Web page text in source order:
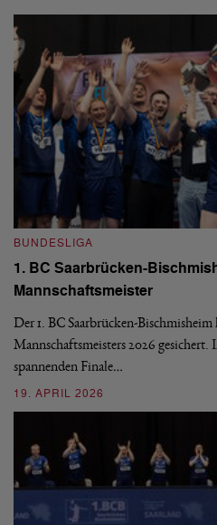
BUNDESLIGA
1. BC Saarbrücken-
Mannschaftsmeister
Der 1. BC Saarbrücken-
Mannschaftsmeisters 2026 gesichert.
spannenden Finale…
19. APRIL 2026